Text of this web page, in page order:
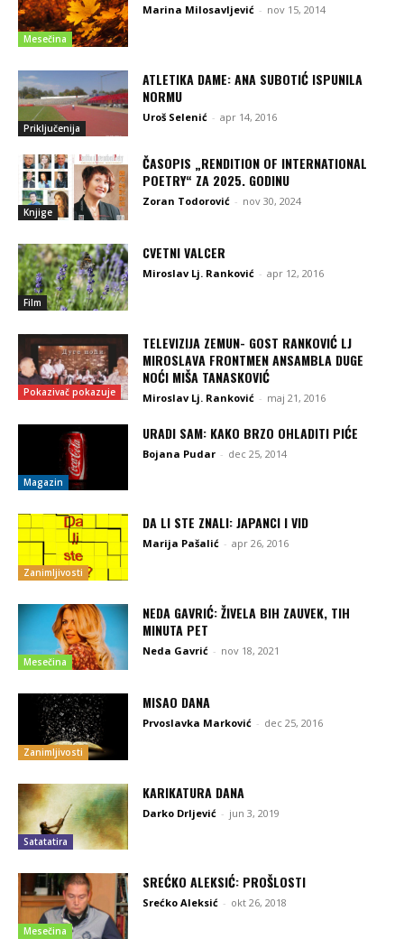
Mesečina
Marina Milosavljević - nov 15, 2014
Priključenija
ATLETIKA DAME: ANA SUBOTIĆ ISPUNILA
NORMU
Uroš Selenić - apr 14, 2016
Knjige
ČASOPIS „RENDITION OF INTERNATIONAL
POETRY“ ZA 2025. GODINU
Zoran Todorović - nov 30, 2024
Film
CVETNI VALCER
Miroslav Lj. Ranković - apr 12, 2016
Pokazivač pokazuje
TELEVIZIJA ZEMUN- GOST RANKOVIĆ LJ
MIROSLAVA FRONTMEN ANSAMBLA DUGE
NOĆI MIŠA TANASKOVIĆ
Miroslav Lj. Ranković - maj 21, 2016
Magazin
URADI SAM: KAKO BRZO OHLADITI PIĆE
Bojana Pudar - dec 25, 2014
Zanimljivosti
DA LI STE ZNALI: JAPANCI I VID
Marija Pašalić - apr 26, 2016
Mesečina
NEDA GAVRIĆ: ŽIVELA BIH ZAUVEK, TIH
MINUTA PET
Neda Gavrić - nov 18, 2021
Zanimljivosti
MISAO DANA
Prvoslavka Marković - dec 25, 2016
Satatatira
KARIKATURA DANA
Darko Drljević - jun 3, 2019
Mesečina
SREĆKO ALEKSIĆ: PROŠLOSTI
Srećko Aleksić - okt 26, 2018